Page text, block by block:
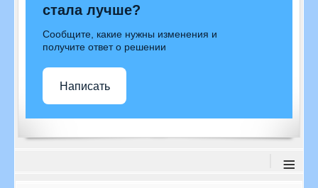
стала лучше?
Сообщите, какие нужны изменения и
получите ответ о решении
Написать
≡